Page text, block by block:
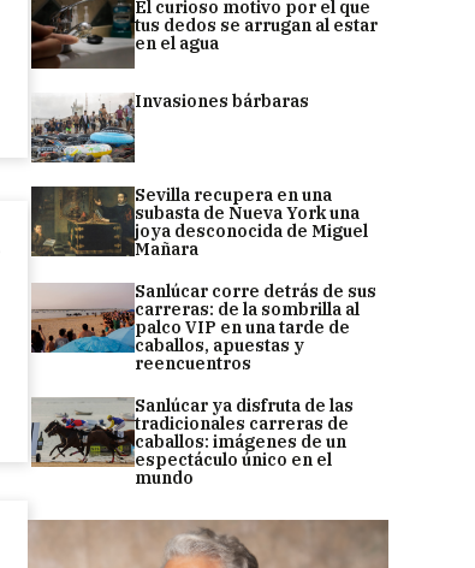
El curioso motivo por el que
tus dedos se arrugan al estar
en el agua
Invasiones bárbaras
Sevilla recupera en una
subasta de Nueva York una
joya desconocida de Miguel
Mañara
Sanlúcar corre detrás de sus
carreras: de la sombrilla al
palco VIP en una tarde de
caballos, apuestas y
reencuentros
Sanlúcar ya disfruta de las
tradicionales carreras de
caballos: imágenes de un
espectáculo único en el
mundo